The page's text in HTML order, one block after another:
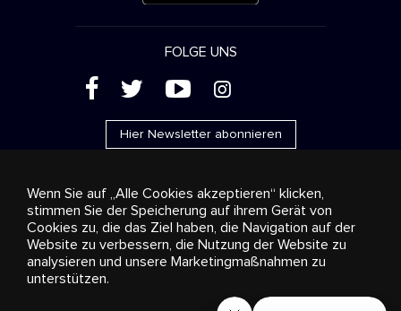
FOLGE UNS
( ' + &
Hier Newsletter abonnieren
Werbung Streaming und Vertrieb
Konsumgüter
Geschäftslösungen
Radio Über uns
Cookies
settings
© 2018-2025 Stingray Group Inc. Alle Rechte vorbehalten.
Wenn Sie auf „Alle Cookies akzeptieren“ klicken,
stimmen Sie der Speicherung auf ihrem Gerät von
Cookies zu, die das Ziel haben, die Navigation auf der
Website zu verbessern, die Nutzung der Website zu
analysieren und unsere Marketingmaßnahmen zu
unterstützen.